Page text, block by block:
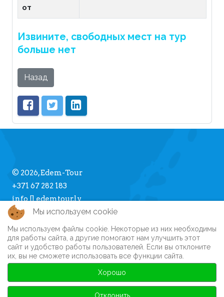
от
Извините, свободных мест на тур
больше нет
Назад
© 2026, Edem-Tour
+371 67 282 183
info [] edemtour.lv
Про Edem-Tour
Памятка туристу
Часто задаваемые вопросы
Автобусные туры
Личный кабинет
Регистрация на сайте
Мы используем cookie
Мы используем файлы cookie. Некоторые из них необходимы
для работы сайта, а другие помогают нам улучшить этот
сайт и удобство работы пользователей. Если вы отклоните
их, вы не сможете использовать все функции сайта.
Хорошо